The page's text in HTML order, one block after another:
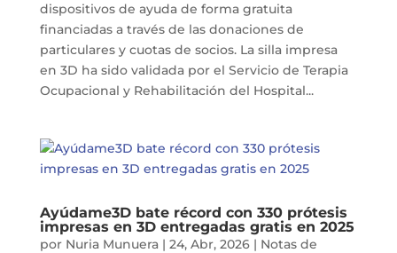
dispositivos de ayuda de forma gratuita
financiadas a través de las donaciones de
particulares y cuotas de socios. La silla impresa
en 3D ha sido validada por el Servicio de Terapia
Ocupacional y Rehabilitación del Hospital...
Ayúdame3D bate récord con 330 prótesis
impresas en 3D entregadas gratis en 2025
por Nuria Munuera| 24, Abr, 2026| Notas de